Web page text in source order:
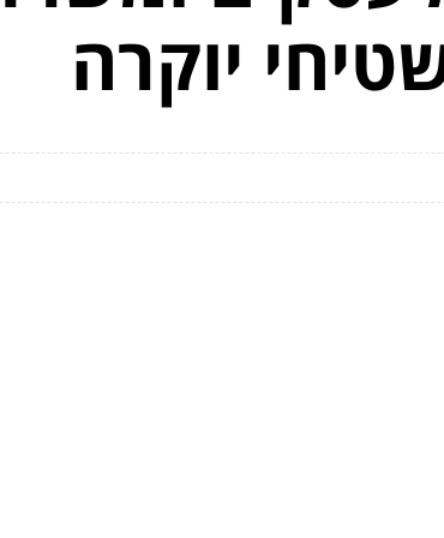
יוקרה